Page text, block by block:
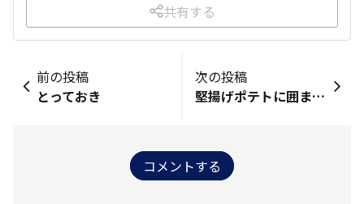
共有する
前の投稿
とっておき
次の投稿
堅揚げポテトに囲まれて幸せ
コメントする